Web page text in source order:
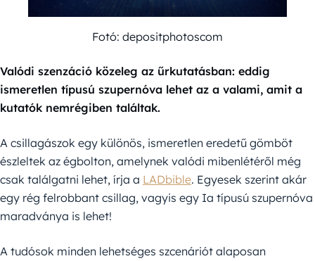
Fotó: depositphotoscom
Valódi szenzáció közeleg az űrkutatásban: eddig
ismeretlen típusú szupernóva lehet az a valami, amit a
kutatók nemrégiben találtak.
A csillagászok egy különös, ismeretlen eredetű gömböt
észleltek az égbolton, amelynek valódi mibenlétéről még
csak találgatni lehet, írja a LADbible. Egyesek szerint akár
egy rég felrobbant csillag, vagyis egy Ia típusú szupernóva
maradványa is lehet!
A tudósok minden lehetséges szcenáriót alaposan